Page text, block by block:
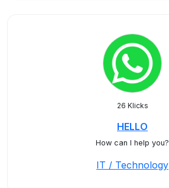
26 Klicks
HELLO
How can I help you?
IT / Technology